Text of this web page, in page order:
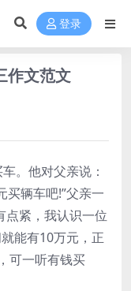
登录
作文范文
。他对父亲说：
买辆车吧!”父亲一
点紧，我认识一位
能有10万元，正
可一听有钱买